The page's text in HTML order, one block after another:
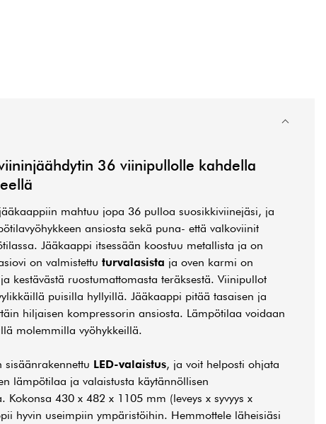
36 viinipullolle kahdella
mahtuu jopa 36 pulloa suosikkiviinejäsi, ja
ansiosta sekä puna- että valkoviinit
Jääkaappi itsessään koostuu metallista ja on
on valmistettu turvalasista ja oven karmi on
kestävästä ruostumattomasta teräksestä. Viinipullot
puisilla hyllyillä. Jääkaappi pitää tasaisen ja
hiljaisen kompressorin ansiosta. Lämpötilaa voidaan
molemmilla vyöhykkeillä.
sisäänrakennettu LED-valaistus, ja voit helposti ohjata
lämpötilaa ja valaistusta käytännöllisen
Kokonsa 430 x 482 x 1105 mm (leveys x syvyys x
hyvin useimpiin ympäristöihin. Hemmottele läheisiäsi